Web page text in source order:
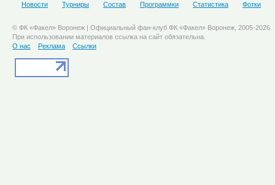
Новости Турниры Состав Программки Статистика Фотки
© ФК «Факел» Воронеж | Официальный фан-клуб ФК «Факел» Воронеж, 2005-2026
При использовании материалов ссылка на сайт обязательна.
О нас
Реклама Ссылки